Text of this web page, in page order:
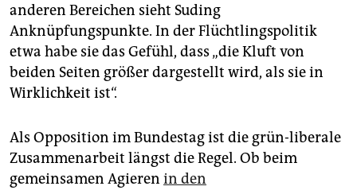
anderen Bereichen sieht Suding
Anknüpfungspunkte. In der Flüchtlingspolitik
etwa habe sie das Gefühl, dass „die Kluft von
beiden Seiten größer dargestellt wird, als sie in
Wirklichkeit ist“.
Als Opposition im Bundestag ist die grün-liberale
Zusammenarbeit längst die Regel. Ob beim
gemeinsamen Agieren in den